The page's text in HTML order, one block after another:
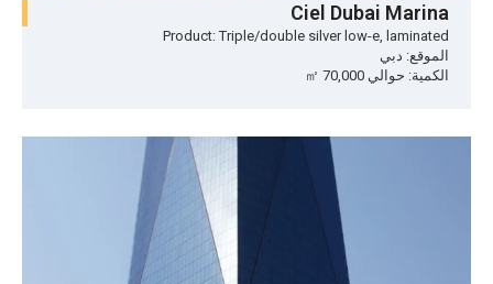
Ciel Dubai Marina
Product: Triple/double silver low-e, laminated
الموقع: دبي
الكمية: حوالي 70,000 ㎡